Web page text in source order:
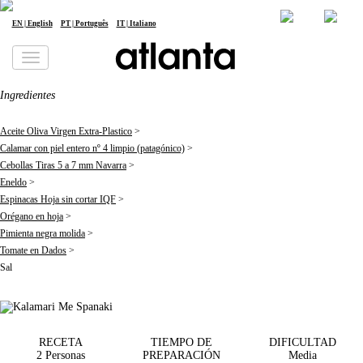
EN | English PT | Português IT | Italiano
Le informamos de que sus datos personales serán tratados por atlanta Restauración Temática S.L., con la finalidad de enviarle
nuestra newsletter. Podrá ejercitar en cualquier momento sus derechos de acceso, rectificación, supresión, portabilidad y
limitación del tratamiento en la dirección
dpd@grupoatlanta.es. Puede consultar información adicional y detallada sobre el
Pescados
Kalamari Me Spanaki
Ingredientes
Aceite Oliva Virgen Extra-Plastico >
Calamar con piel entero nº 4 limpio (patagónico) >
Cebollas Tiras 5 a 7 mm Navarra >
Eneldo >
Espinacas Hoja sin cortar IQF >
Orégano en hoja >
Pimienta negra molida >
Tomate en Dados >
Sal
RECETA
2 Personas
TIEMPO DE
PREPARACIÓN
DIFICULTAD
Media